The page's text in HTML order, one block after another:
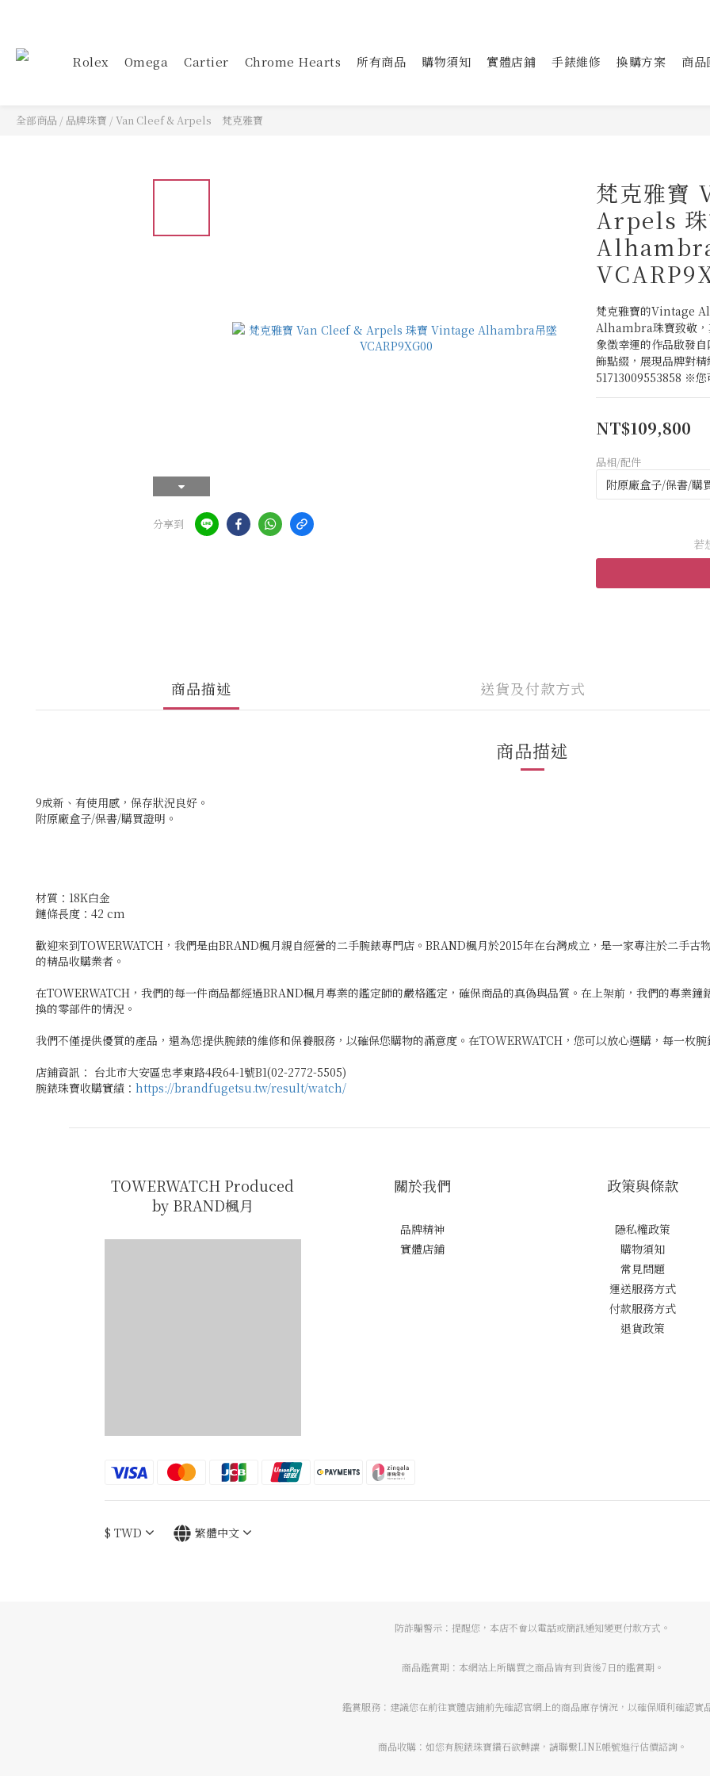
Rolex Omega Cartier Chrome Hearts 所有商品 購物須知 實體店鋪 手錶維修 換購方案 商品
全部商品 / 品牌珠寶 /Van Cleef & Arpels 梵克雅寶
分享到
梵克雅寶
Arpels
梵克雅寶的Vintage
Alhambra珠寶致敬，
象徵幸運的作品啟發
飾點綴，展現品牌對
51713009553858 ※您
NT$109,800
品相/配件
若
商品描述 送貨及付款方式
商品描述
9成新、有使用感，保存狀況良好。
附原廠盒子/保書/購買證明。
材質：18K白金
鏈條長度：42 cm
歡迎來到TOWERWATCH，我們是由BRAND楓月親自經營的二手腕錶專門店。BRAND楓月於2015年在台灣成立，是一家專注於二手
的精品收購業者。
在TOWERWATCH，我們的每一件商品都經過BRAND楓月專業的鑑定師的嚴格鑑定，確保商品的真偽與品質。在上架前，我們的專業
換的零部件的情況。
我們不僅提供優質的產品，還為您提供腕錶的維修和保養服務，以確保您購物的滿意度。在TOWERWATCH，您可以放心選購，每一枚
店鋪資訊： 台北市大安區忠孝東路4段64-1號B1(02-2772-5505)
腕錶珠寶收購實績： https://brandfugetsu.tw/result/watch/
TOWERWATCH Produced
by BRAND楓月
關於我們
品牌精神
實體店鋪
政策與條款
隱私權政策
購物須知
常見問題
運送服務方式
付款服務方式
退貨政策
$ TWD 繁體中文
防詐騙警示：提醒您，本店不會以電話或簡訊通知變更付款方式。
商品鑑賞期：本網站上所購買之商品皆有到貨後7日的鑑賞期。
鑑賞服務：建議您在前往實體店鋪前先確認官網上的商品庫存情況，以確保順利確認實
商品收購：如您有腕錶珠寶鑽石欲轉讓，請聯繫LINE帳號進行估價諮詢。